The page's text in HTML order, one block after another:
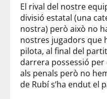
El rival del nostre
divisió estatal (una
nostra) però això no
nostres jugadors que
pilota, al final del
darrera possessió
als penals però no
de Rubí s’ha endut el